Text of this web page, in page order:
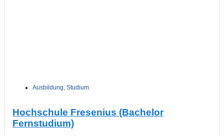
Ausbildung, Studium
Hochschule Fresenius (Bachelor
Fernstudium)